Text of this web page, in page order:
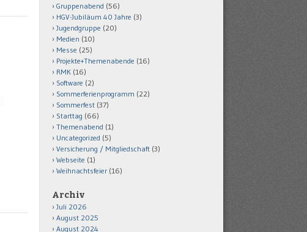
Gruppenabend (56)
HGV-Jubiläum 40 Jahre (3)
Jugendgruppe (20)
Medien (10)
Messe (25)
Projekte+Themenabende (16)
RMK (16)
Software (2)
Sommerferienprogramm (22)
Sommerfest (37)
Starttag (66)
Themenabend (1)
Uncategorized (5)
Versicherung / Mitgliedschaft (3)
Webseite (1)
Weihnachtsfeier (16)
Archiv
Juli 2026
August 2025
August 2024